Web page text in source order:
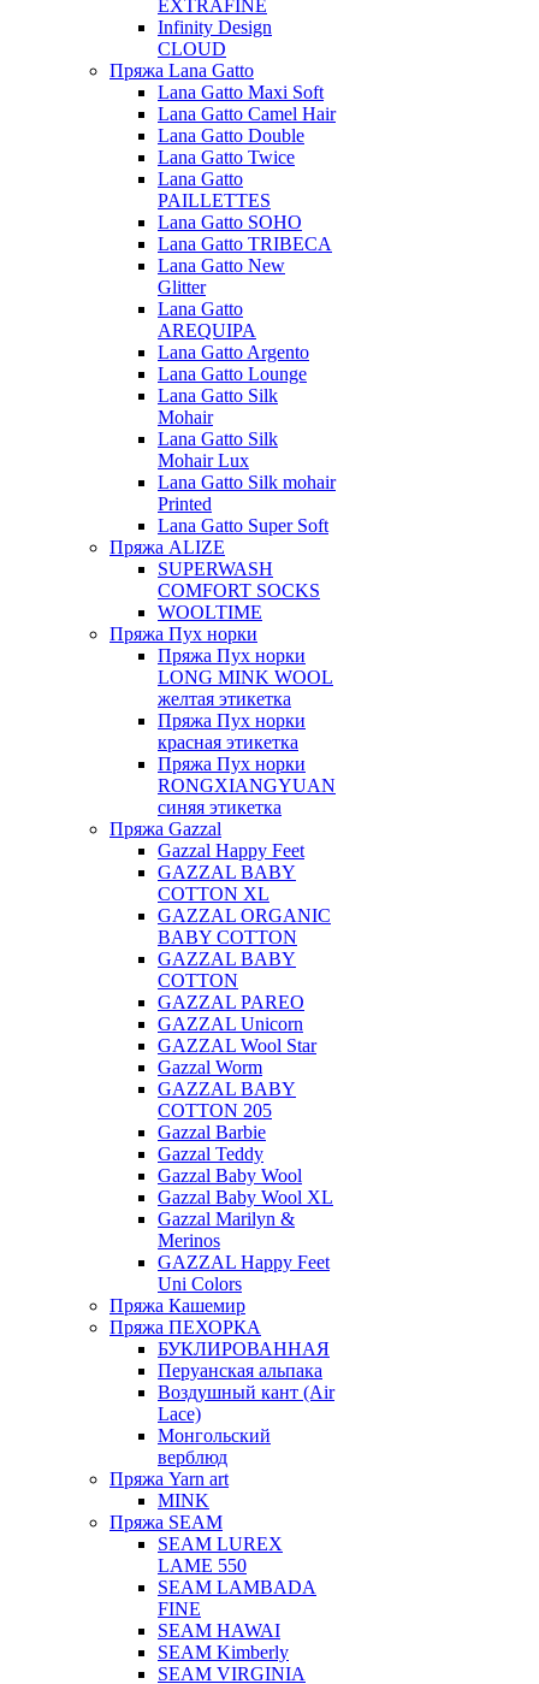
EXTRAFINE
Infinity Design
CLOUD
Пряжа Lana Gatto
Lana Gatto Maxi Soft
Lana Gatto Camel Hair
Lana Gatto Double
Lana Gatto Twice
Lana Gatto
PAILLETTES
Lana Gatto SOHO
Lana Gatto TRIBECA
Lana Gatto New
Glitter
Lana Gatto
AREQUIPA
Lana Gatto Argento
Lana Gatto Lounge
Lana Gatto Silk
Mohair
Lana Gatto Silk
Mohair Lux
Lana Gatto Silk mohair
Printed
Lana Gatto Super Soft
Пряжа ALIZE
SUPERWASH
COMFORT SOCKS
WOOLTIME
Пряжа Пух норки
Пряжа Пух норки
LONG MINK WOOL
желтая этикетка
Пряжа Пух норки
красная этикетка
Пряжа Пух норки
RONGXIANGYUAN
синяя этикетка
Пряжа Gazzal
Gazzal Happy Feet
GAZZAL BABY
COTTON XL
GAZZAL ORGANIC
BABY COTTON
GAZZAL BABY
COTTON
GAZZAL PAREO
GAZZAL Unicorn
GAZZAL Wool Star
Gazzal Worm
GAZZAL BABY
COTTON 205
Gazzal Barbie
Gazzal Teddy
Gazzal Baby Wool
Gazzal Baby Wool XL
Gazzal Marilyn &
Merinos
GAZZAL Happy Feet
Uni Colors
Пряжа Кашемир
Пряжа ПЕХОРКА
БУКЛИРОВАННАЯ
Перуанская альпака
Воздушный кант (Air
Lace)
Монгольский
верблюд
Пряжа Yarn art
MINK
Пряжа SEAM
SEAM LUREX
LAME 550
SEAM LAMBADA
FINE
SEAM HAWAI
SEAM Kimberly
SEAM VIRGINIA